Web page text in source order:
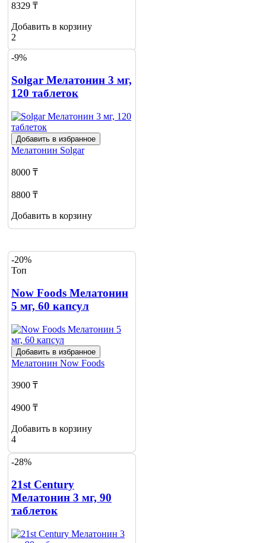
8329 ₸
Добавить в корзину
2
-9%
Solgar Мелатонин 3 мг,
120 таблеток
Добавить в избранное
Мелатонин Solgar
8000 ₸
8800 ₸
Добавить в корзину
-20%
Топ
Now Foods Мелатонин
5 мг, 60 капсул
Добавить в избранное
Мелатонин Now Foods
3900 ₸
4900 ₸
Добавить в корзину
4
-28%
21st Century
Мелатонин 3 мг, 90
таблеток